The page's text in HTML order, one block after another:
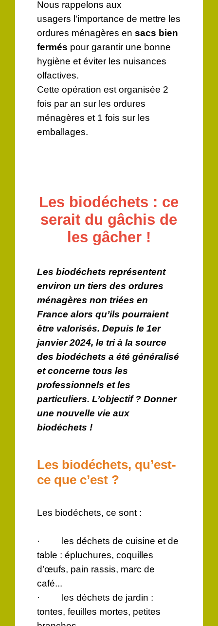
Nous rappelons aux
usagers l'importance de mettre les
ordures ménagères ensacs bien
fermés pour garantir une bonne
hygiène et éviter les nuisances
olfactives.
Cette opération est organisée 2
fois par an sur les ordures
ménagères et 1 fois sur les
emballages.
Les biodéchets : ce
serait du gâchis de
les gâcher !
Les biodéchets représentent
environ un tiers des ordures
ménagères non triées en
France alors qu’ils pourraient
être valorisés. Depuis le 1er
janvier 2024, le tri à la source
des biodéchets a été généralisé
et concerne tous les
professionnels et les
particuliers. L’objectif ? Donner
une nouvelle vie aux
biodéchets !
Les biodéchets, qu’est-
ce que c’est ?
Les biodéchets, ce sont :
· les déchets de cuisine et de
table : épluchures, coquilles
d’œufs, pain rassis, marc de
café...
· les déchets de jardin :
tontes, feuilles mortes, petites